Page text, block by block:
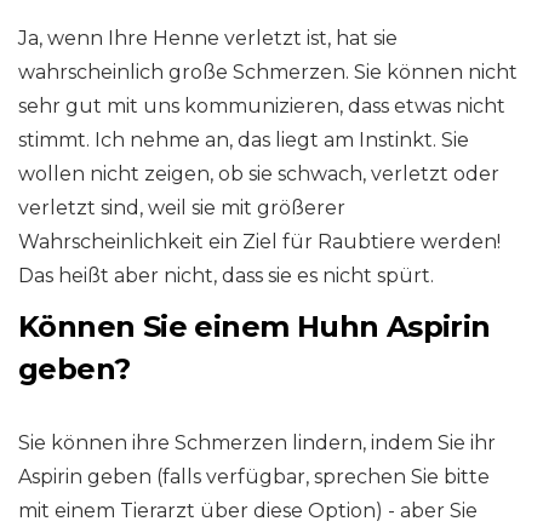
Ja, wenn Ihre Henne verletzt ist, hat sie
wahrscheinlich große Schmerzen. Sie können nicht
sehr gut mit uns kommunizieren, dass etwas nicht
stimmt. Ich nehme an, das liegt am Instinkt. Sie
wollen nicht zeigen, ob sie schwach, verletzt oder
verletzt sind, weil sie mit größerer
Wahrscheinlichkeit ein Ziel für Raubtiere werden!
Das heißt aber nicht, dass sie es nicht spürt.
Können Sie einem Huhn Aspirin
geben?
Sie können ihre Schmerzen lindern, indem Sie ihr
Aspirin geben (falls verfügbar, sprechen Sie bitte
mit einem Tierarzt über diese Option) - aber Sie